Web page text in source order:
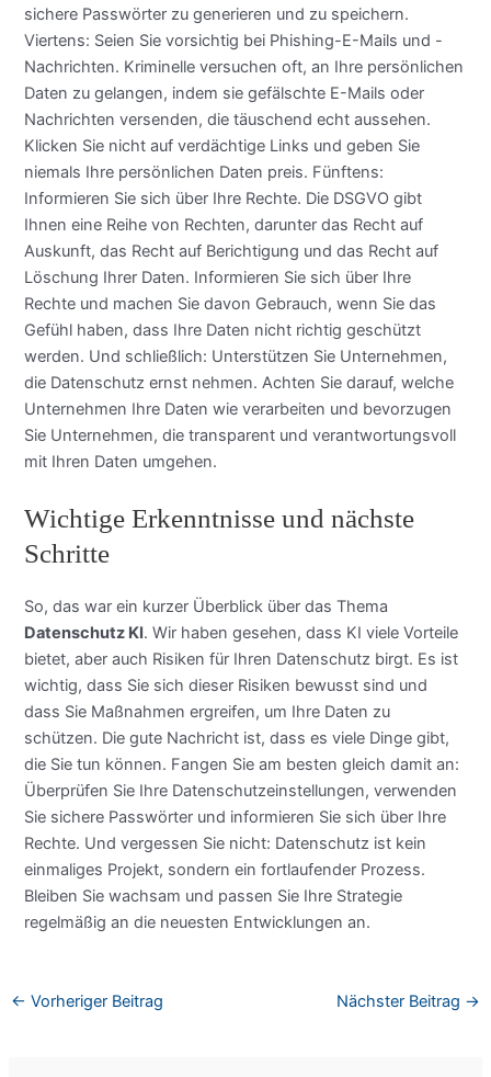
sichere Passwörter zu generieren und zu speichern.
Viertens: Seien Sie vorsichtig bei Phishing-E-Mails und -
Nachrichten. Kriminelle versuchen oft, an Ihre persönlichen
Daten zu gelangen, indem sie gefälschte E-Mails oder
Nachrichten versenden, die täuschend echt aussehen.
Klicken Sie nicht auf verdächtige Links und geben Sie
niemals Ihre persönlichen Daten preis. Fünftens:
Informieren Sie sich über Ihre Rechte. Die DSGVO gibt
Ihnen eine Reihe von Rechten, darunter das Recht auf
Auskunft, das Recht auf Berichtigung und das Recht auf
Löschung Ihrer Daten. Informieren Sie sich über Ihre
Rechte und machen Sie davon Gebrauch, wenn Sie das
Gefühl haben, dass Ihre Daten nicht richtig geschützt
werden. Und schließlich: Unterstützen Sie Unternehmen,
die Datenschutz ernst nehmen. Achten Sie darauf, welche
Unternehmen Ihre Daten wie verarbeiten und bevorzugen
Sie Unternehmen, die transparent und verantwortungsvoll
mit Ihren Daten umgehen.
Wichtige Erkenntnisse und nächste
Schritte
So, das war ein kurzer Überblick über das Thema
Datenschutz KI. Wir haben gesehen, dass KI viele Vorteile
bietet, aber auch Risiken für Ihren Datenschutz birgt. Es ist
wichtig, dass Sie sich dieser Risiken bewusst sind und
dass Sie Maßnahmen ergreifen, um Ihre Daten zu
schützen. Die gute Nachricht ist, dass es viele Dinge gibt,
die Sie tun können. Fangen Sie am besten gleich damit an:
Überprüfen Sie Ihre Datenschutzeinstellungen, verwenden
Sie sichere Passwörter und informieren Sie sich über Ihre
Rechte. Und vergessen Sie nicht: Datenschutz ist kein
einmaliges Projekt, sondern ein fortlaufender Prozess.
Bleiben Sie wachsam und passen Sie Ihre Strategie
regelmäßig an die neuesten Entwicklungen an.
← Vorheriger Beitrag Nächster Beitrag →